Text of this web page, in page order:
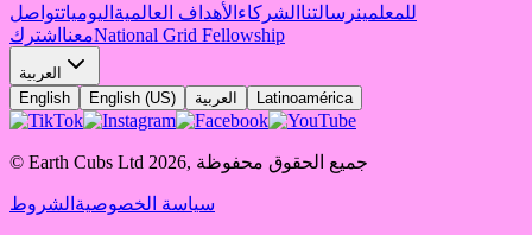
للمعلمينرسالتنا الشركاء الأهداف العالمية اليومياتتواصل
معنا اشترك National Grid Fellowship
العربية
English
English (US) العربية Latinoamérica
© Earth Cubs Ltd 2026, جميع الحقوق محفوظة
سياسة الخصوصية الشروط